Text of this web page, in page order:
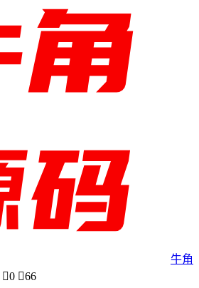
牛角
0 66